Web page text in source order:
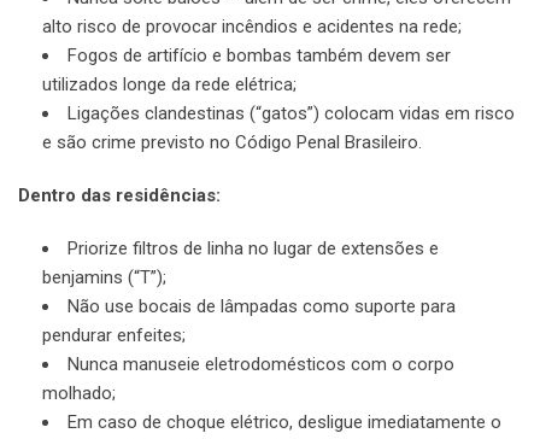
alto risco de provocar incêndios e acidentes na rede;
Fogos de artifício e bombas também devem ser
utilizados longe da rede elétrica;
Ligações clandestinas (“gatos”) colocam vidas em risco
e são crime previsto no Código Penal Brasileiro.
Dentro das residências:
Priorize filtros de linha no lugar de extensões e
benjamins (“T”);
Não use bocais de lâmpadas como suporte para
pendurar enfeites;
Nunca manuseie eletrodomésticos com o corpo
molhado;
Em caso de choque elétrico, desligue imediatamente o